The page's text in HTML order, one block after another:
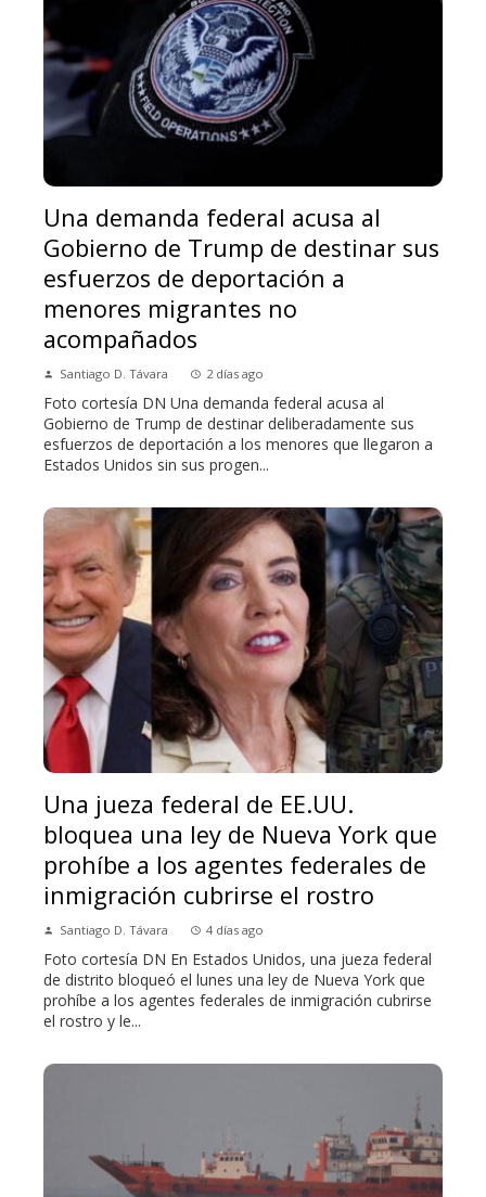
Una demanda federal acusa al
Gobierno de Trump de destinar sus
esfuerzos de deportación a
menores migrantes no
acompañados
Santiago D. Távara 2 días ago
Foto cortesía DN Una demanda federal acusa al
Gobierno de Trump de destinar deliberadamente sus
esfuerzos de deportación a los menores que llegaron a
Estados Unidos sin sus progen...
Una jueza federal de EE.UU.
bloquea una ley de Nueva York que
prohíbe a los agentes federales de
inmigración cubrirse el rostro
Santiago D. Távara 4 días ago
Foto cortesía DN En Estados Unidos, una jueza federal
de distrito bloqueó el lunes una ley de Nueva York que
prohíbe a los agentes federales de inmigración cubrirse
el rostro y le...